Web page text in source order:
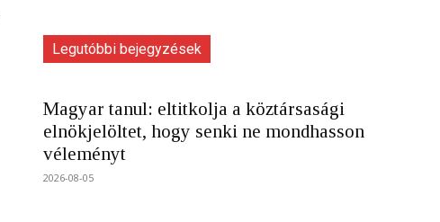
Legutóbbi bejegyzések
Magyar tanul: eltitkolja a köztársasági
elnökjelöltet, hogy senki ne mondhasson
véleményt
2026-08-05